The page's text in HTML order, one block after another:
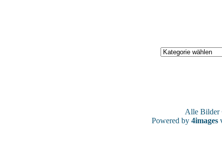
Alle
Powered by 4images